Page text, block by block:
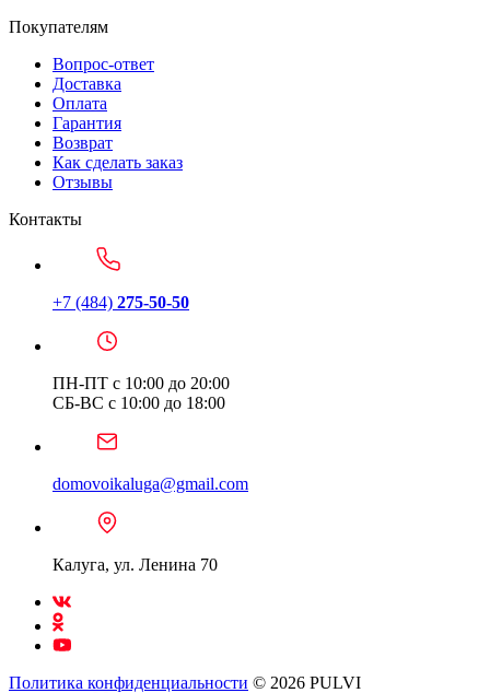
Покупателям
Вопрос-ответ
Доставка
Оплата
Гарантия
Возврат
Как сделать заказ
Отзывы
Контакты
+7 (484) 275-50-50
ПН-ПТ с 10:00 до 20:00
СБ-ВС с 10:00 до 18:00
domovoikaluga@gmail.com
Калуга, ул. Ленина 70
Политика конфиденциальности © 2026 PULVI